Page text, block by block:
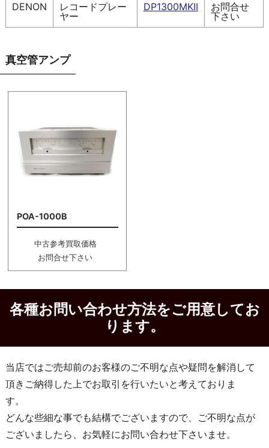
DENON
レコードプレー
ヤー
DP1300MKII
お問合せ
下さい
真空管アンプ
POA-1000B
中古参考買取価格
お問合せ下さい
各種お問い合わせ方法をご用意してお
ります。
当店ではご売却前のお客様のご不明な点や疑問を解消して
頂きご納得した上でお取引を行いたいと考えておりま
す。
どんな些細な事でも結構でございますので、ご不明な点が
ございましたら、お気軽にお問い合わせ下さいませ。